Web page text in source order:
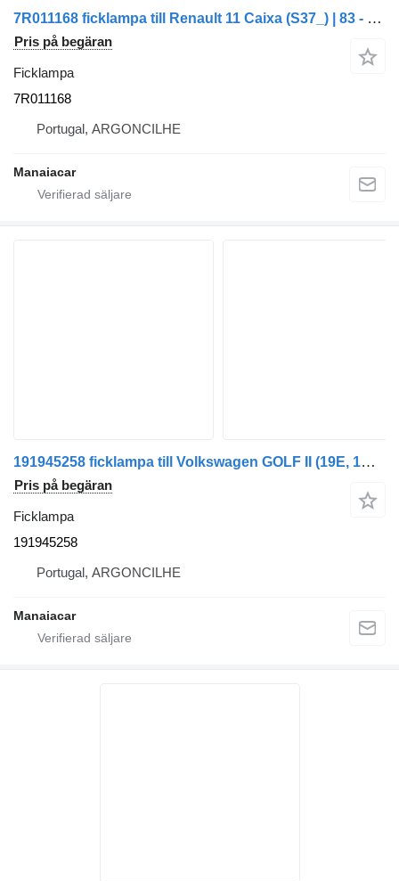
7R011168 ficklampa till Renault 11 Caixa (S37_) | 83 - 89 bil
Pris på begäran
Ficklampa
7R011168
Portugal, ARGONCILHE
Manaiacar
191945258 ficklampa till Volkswagen GOLF II (19E, 1G1) | 83 - 92 bil
Pris på begäran
Ficklampa
191945258
Portugal, ARGONCILHE
Manaiacar